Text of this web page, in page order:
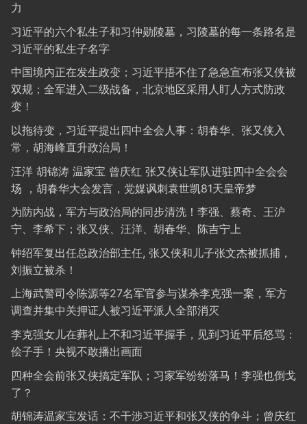
力
习近平的六个私生子和习仲勋陵墓，习陵墓的每一条路名是
习近平的私生子名字
中国境内正在发生政变；习近平捂不住了急急宣布张又侠被
双规；全军进入二级战备，北京地区采用人盯人方式防政
变！
以拖待变，习近平提出四中全会人事：胡春华、张又侠入
常，胡海峰直升政治局！
汪洋 胡锦涛 温家宝 曾庆红 张又侠让军队进驻四中全会会
场 ，胡春华大会发言，党媒讽刺袁世凯81天皇帝梦
为防内战，军方与政治局的同步清洗！李强、蔡奇、王沪
宁、李希下；张又侠、汪洋、胡春华、陈吉宁上
钟绍军复出任总政治部主任, 张又侠和儿子张文杰被抓捕，
刘振立被杀！
上海武警司令陈源等27名军官参与谋杀李克强一案，军方
调查并集中关押证人被习近平派人全部消灭
李克强女儿在葬礼上不和习近平握手，见到习近平后怒骂：
侩子手！央视不敢播出画面
四种全会前张又侠搞定军队；习家军纷纷落马！李强也倒戈
了？
胡锦涛温家宝发话：不干涉习近平和张又侠的争斗；曾庆红